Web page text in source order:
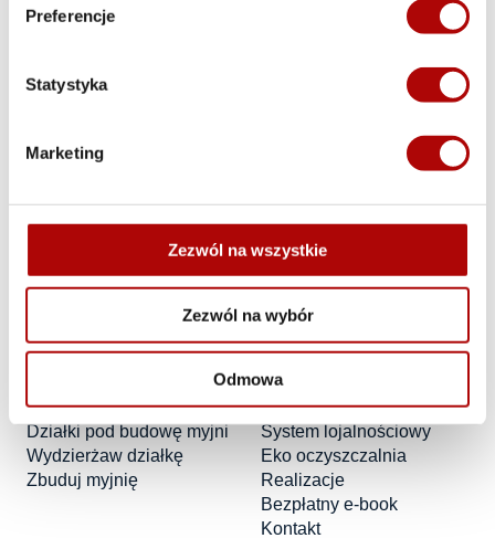
Preferencje
Statystyka
Marketing
Zezwól na wszystkie
Zezwól na wybór
Odmowa
Grupa Redconst Sp. z o.o.
44-348 Skrzyszów
kontakt@redconst.pl
8:00 – 16:00
Oferta
Działki pod budowę myjni
Wydzierżaw działkę
Zbuduj myjnię
Poznaj nas
System lojalnościowy
Eko oczyszczalnia
Realizacje
Bezpłatny e-book
Kontakt